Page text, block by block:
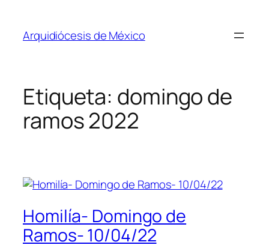
contenido
Arquidiócesis de México
Etiqueta: domingo de
ramos 2022
Homilía- Domingo de
Ramos- 10/04/22